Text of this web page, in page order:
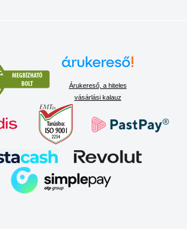
Árukereső, a hiteles
vásárlási kalauz